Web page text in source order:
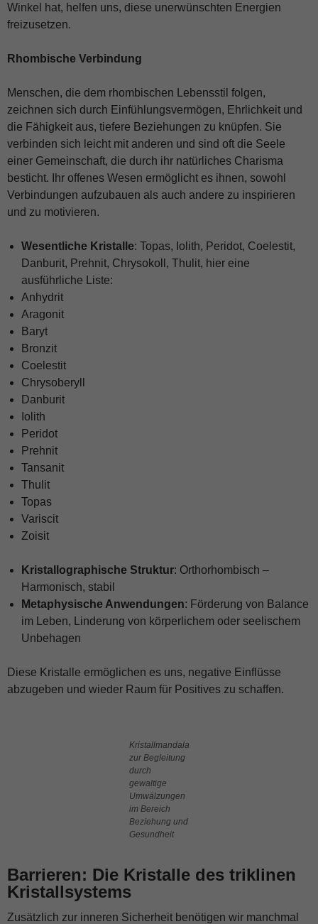
Winkel hat, helfen uns, diese unerwünschten Energien
freizusetzen.
Rhombische Verbindung
Menschen, die dem rhombischen Lebensstil folgen,
zeichnen sich durch Einfühlungsvermögen, Ehrlichkeit und
die Fähigkeit aus, tiefere Beziehungen zu knüpfen. Sie
verbinden sich leicht mit anderen und sind oft die Seele
einer Gemeinschaft, die durch ihr natürliches Charisma
besticht. Ihr offenes Wesen ermöglicht es ihnen, sowohl
Verbindungen aufzubauen als auch andere zu inspirieren
und zu motivieren.
Wesentliche Kristalle: Topas, Iolith, Peridot, Coelestit,
Danburit, Prehnit, Chrysokoll, Thulit, hier eine
ausführliche Liste:
Anhydrit
Aragonit
Baryt
Bronzit
Coelestit
Chrysoberyll
Danburit
Iolith
Peridot
Prehnit
Tansanit
Thulit
Topas
Variscit
Zoisit
Kristallographische Struktur: Orthorhombisch –
Harmonisch, stabil
Metaphysische Anwendungen: Förderung von Balance
im Leben, Linderung von körperlichem oder seelischem
Unbehagen
Diese Kristalle ermöglichen es uns, negative Einflüsse
abzugeben und wieder Raum für Positives zu schaffen.
Kristallmandala
zur Begleitung
durch
gewaltige
Umwälzungen
im Bereich
Beziehung und
Gesundheit
Barrieren: Die Kristalle des triklinen
Kristallsystems
Zusätzlich zur inneren Sicherheit benötigen wir manchmal